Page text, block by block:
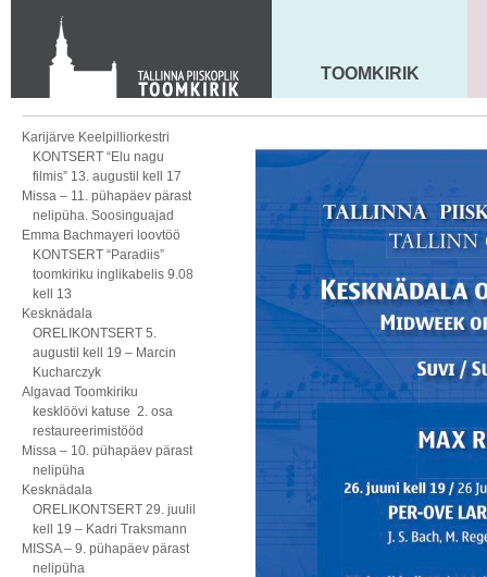
KONTAKT
Toom-Kooli 6, 10130 TALLINN
tallinna.toom@eelk.ee
MAARJA KIRIK
TOOMKIRIK
Karijärve Keelpilliorkestri
KONTSERT “Elu nagu
filmis” 13. augustil kell 17
Missa – 11. pühapäev pärast
nelipüha. Soosinguajad
Emma Bachmayeri loovtöö
KONTSERT “Paradiis”
toomkiriku inglikabelis 9.08
kell 13
Kesknädala
ORELIKONTSERT 5.
augustil kell 19 – Marcin
Kucharczyk
Algavad Toomkiriku
kesklöövi katuse 2. osa
restaureerimistööd
Missa – 10. pühapäev pärast
nelipüha
Kesknädala
ORELIKONTSERT 29. juulil
kell 19 – Kadri Traksmann
MISSA – 9. pühapäev pärast
nelipüha